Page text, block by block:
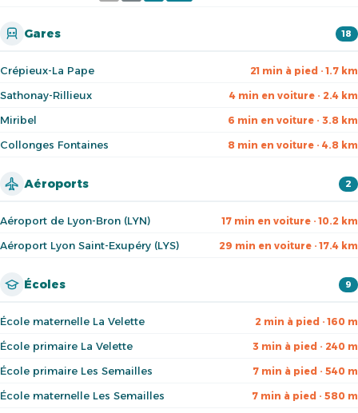
Gares 18
Crépieux-La Pape 21 min à pied · 1.7 km
Sathonay-Rillieux 4 min en voiture · 2.4 km
Miribel 6 min en voiture · 3.8 km
Collonges Fontaines 8 min en voiture · 4.8 km
Aéroports 2
Aéroport de Lyon-Bron (LYN) 17 min en voiture · 10.2 km
Aéroport Lyon Saint-Exupéry (LYS) 29 min en voiture · 17.4 km
Écoles 9
École maternelle La Velette 2 min à pied · 160 m
École primaire La Velette 3 min à pied · 240 m
École primaire Les Semailles 7 min à pied · 540 m
École maternelle Les Semailles 7 min à pied · 580 m